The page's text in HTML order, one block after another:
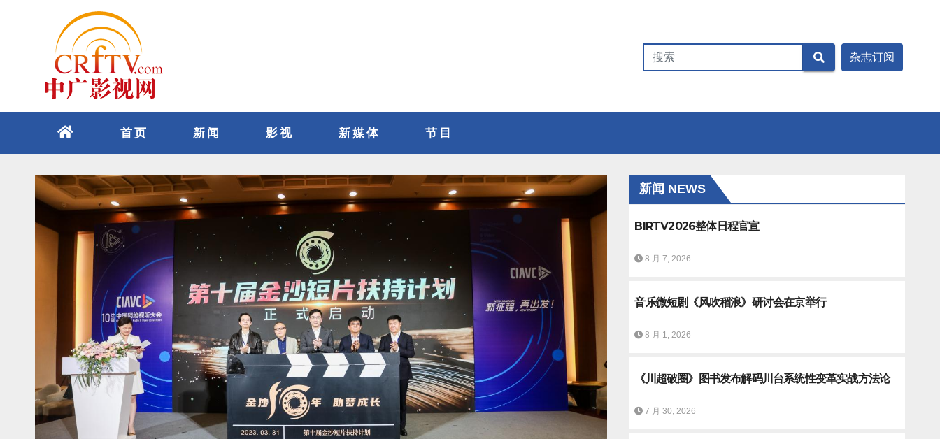
首页 新闻 影视 新媒体 节目
新闻 NEWS
BIRTV2026整体日程官宣
8 月 7, 2026
音乐微短剧《风吹稻浪》研讨会在京举行
8 月 1, 2026
《川超破圈》图书发布解码川台系统性变革实战方法论
7 月 30, 2026